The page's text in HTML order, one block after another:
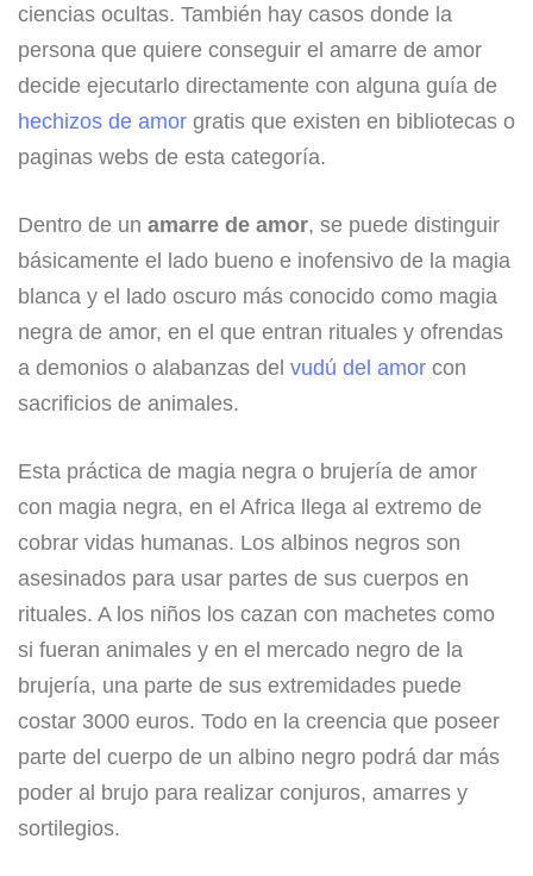
ciencias ocultas. También hay casos donde la
persona que quiere conseguir el amarre de amor
decide ejecutarlo directamente con alguna guía de
hechizos de amor gratis ​ que existen en bibliotecas o
paginas webs de esta categoría.
Dentro de un amarre de amor, se puede distinguir
básicamente el lado bueno e inofensivo de la magia
blanca y el lado oscuro más conocido como magia
negra de amor, en el que entran rituales y ofrendas
a demonios o alabanzas del vudú del amor con
sacrificios de animales.
Esta práctica de magia negra o brujería de amor
con magia negra, en el Africa llega al extremo de
cobrar vidas humanas. Los albinos negros son
asesinados para usar partes de sus cuerpos en
rituales. A los niños los cazan con machetes como
si fueran animales y en el mercado negro de la
brujería, una parte de sus extremidades puede
costar 3000 euros. Todo en la creencia que poseer
parte del cuerpo de un albino negro podrá dar más
poder al brujo para realizar conjuros, amarres y
sortilegios.